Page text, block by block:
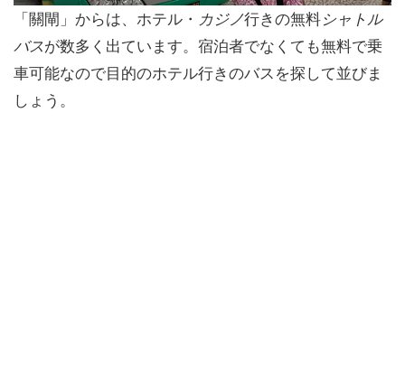
「關閘」からは、ホテル・ カジノ行きの無料シャトル
バスが数多く出ています。宿泊者でなくても無料で乗
車可能なので目的のホテル行きのバスを探して並びま
しょう。